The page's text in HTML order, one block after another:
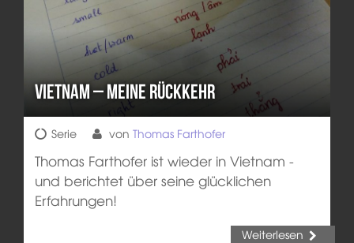
Vietnam – Meine Rückkehr
Serie von Thomas Farthofer
Thomas Farthofer ist wieder in Vietnam -
und berichtet über seine glücklichen
Erfahrungen!
Weiterlesen